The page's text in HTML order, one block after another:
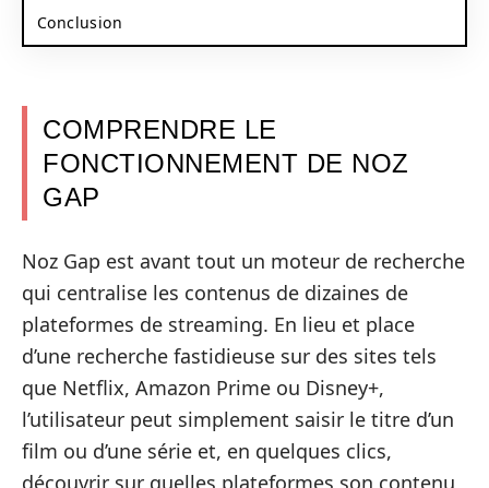
Conclusion
COMPRENDRE LE
FONCTIONNEMENT DE NOZ
GAP
Noz Gap est avant tout un moteur de recherche
qui centralise les contenus de dizaines de
plateformes de streaming. En lieu et place
d’une recherche fastidieuse sur des sites tels
que Netflix, Amazon Prime ou Disney+,
l’utilisateur peut simplement saisir le titre d’un
film ou d’une série et, en quelques clics,
découvrir sur quelles plateformes son contenu